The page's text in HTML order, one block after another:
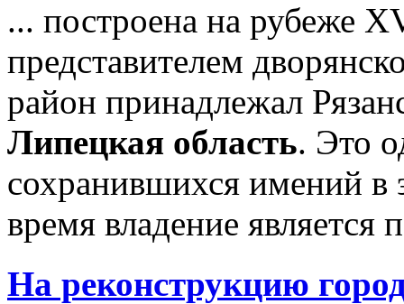
... построена на рубеже
представителем
район принадлежал
Липецкая область. Это
сохранившихся имений в
время владение является
На реконструкцию